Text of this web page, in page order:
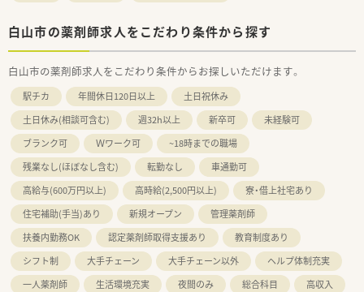
白山市の薬剤師求人をこだわり条件から探す
白山市の薬剤師求人をこだわり条件からお探しいただけます。
駅チカ 年間休日120日以上
土日祝休み
土日休み(相談可含む)
週32h以上 新卒可
未経験可
ブランク可
Ｗワーク可
~18時までの職場
残業なし(ほぼなし含む)
転勤なし
車通勤可
高給与(600万円以上)
高時給(2,500円以上)
寮・借上社宅あり
住宅補助(手当)あり
新規オープン
管理薬剤師
扶養内勤務OK
認定薬剤師取得支援あり
教育制度あり
シフト制
大手チェーン 大手チェーン以外
ヘルプ体制充実
一人薬剤師
生活環境充実 夜間のみ 総合科目
高収入